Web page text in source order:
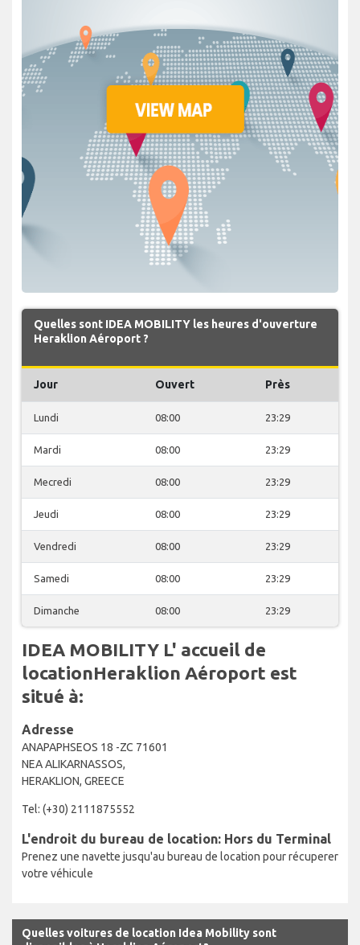
Quelles sont IDEA MOBILITY les heures d'ouverture
Heraklion Aéroport ?
Jour Ouvert Près
Lundi 08:00 23:29
Mardi 08:00 23:29
Mecredi 08:00 23:29
Jeudi 08:00 23:29
Vendredi 08:00 23:29
Samedi 08:00 23:29
Dimanche 08:00 23:29
IDEA MOBILITY L' accueil de
locationHeraklion Aéroport est
situé à:
Adresse
ANAPAPHSEOS 18 -ZC 71601
NEA ALIKARNASSOS,
HERAKLION, GREECE
Tel: (+30) 2111875552
L'endroit du bureau de location: Hors du Terminal
Prenez une navette jusqu'au bureau de location pour récuperer
votre véhicule
Quelles voitures de location Idea Mobility sont